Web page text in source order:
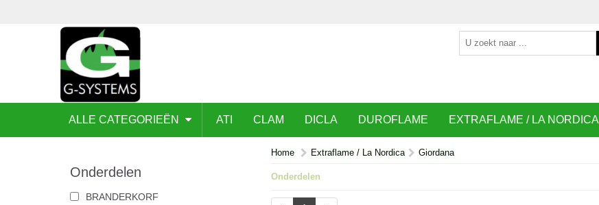
ALLE CATEGORIEËN ATI CLAM DICLA DUROFLAME EXTRAFLAME / LA NORDICA
Onderdelen
BRANDERKORF
Home Extraflame / La Nordica Giordana
Onderdelen